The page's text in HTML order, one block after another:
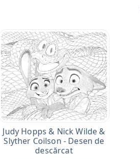
Judy Hopps & Nick Wilde &
Slyther Coilson - Desen de
descărcat